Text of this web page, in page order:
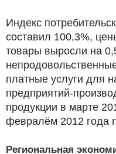
Индекс
составил 100,3%,
товары выросли на
платные услуги для
предприятий-
продукции в марте
февралём 2012 года
Региональная